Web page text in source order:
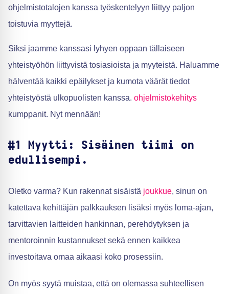
ohjelmistotalojen kanssa työskentelyyn liittyy paljon
toistuvia myyttejä.
Siksi jaamme kanssasi lyhyen oppaan tällaiseen
yhteistyöhön liittyvistä tosiasioista ja myyteistä. Haluamme
hälventää kaikki epäilykset ja kumota väärät tiedot
yhteistyöstä ulkopuolisten kanssa. ohjelmistokehitys
kumppanit. Nyt mennään!
#1 Myytti: Sisäinen tiimi on
edullisempi.
Oletko varma? Kun rakennat sisäistä joukkue, sinun on
katettava kehittäjän palkkauksen lisäksi myös loma-ajan,
tarvittavien laitteiden hankinnan, perehdytyksen ja
mentoroinnin kustannukset sekä ennen kaikkea
investoitava omaa aikaasi koko prosessiin.
On myös syytä muistaa, että on olemassa suhteellisen